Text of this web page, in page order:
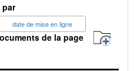
par
date de mise en ligne
de la page